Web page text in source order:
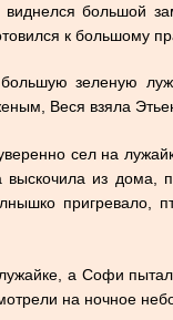
виднелся большой
к большому
зеленую
Веся взяла
сел на
из дома,
пригревало,
а Софи
на ночное